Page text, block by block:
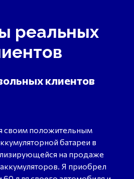
реальных
клиентов
своим положительным
батареи в
на продаже
Я приобрел